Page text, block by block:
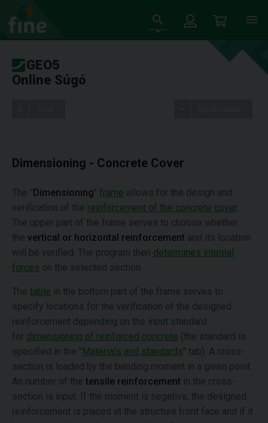
GEO5
Online Súgó
Dimensioning - Concrete Cover
The "Dimensioning" frame allows for the design and
verification of the reinforcement of the concrete cover.
The upper part of the frame serves to choose whether
the vertical or horizontal reinforcement and its location
will be verified. The program then determines internal
forces on the selected section.
The table in the bottom part of the frame serves to
specify locations for the verification of the designed
reinforcement depending on the input standard
for dimensioning of reinforced concrete (the standard is
specified in the "Materials and standards" tab). A cross-
section is loaded by the bending moment in a given point.
An number of the tensile reinforcement in the cross-
section is input. If the moment is negative, the designed
reinforcement is placed at the structure front face and if it